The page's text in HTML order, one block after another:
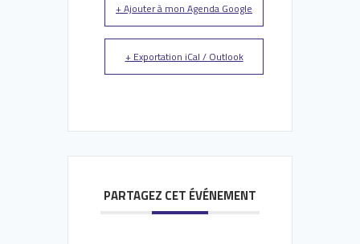
+ Ajouter à mon Agenda Google
+ Exportation iCal / Outlook
PARTAGEZ CET ÉVÉNEMENT